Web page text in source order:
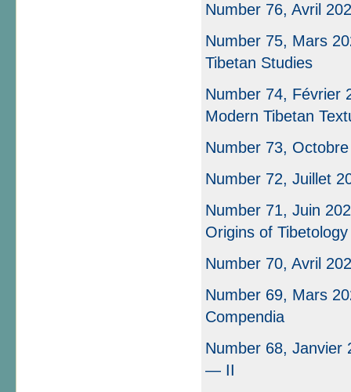
Number 76, Avril
Number 75, Mars
Tibetan Studies
Number 74, Février
Modern Tibetan
Number 73,
Number 72, Juillet
Number 71, Juin
Origins of Tibetology
Number 70, Avril
Number 69, Mars
Compendia
Number 68, Janvier
— II